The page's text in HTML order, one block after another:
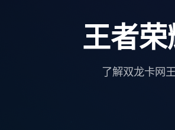
王者
了解双龙卡网